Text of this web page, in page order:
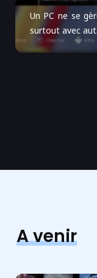
Un PC ne se
surtout avec
A venir